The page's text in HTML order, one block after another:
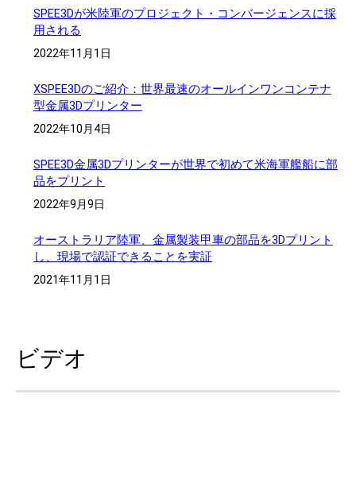
SPEE3Dが米陸軍のプロジェクト・コンバージェンスに採
用される
2022年11月1日
XSPEE3Dのご紹介：世界最速のオールインワンコンテナ
型金属3Dプリンター
2022年10月4日
SPEE3D金属3Dプリンターが世界で初めて米海軍艦船に部
品をプリント
2022年9月9日
オーストラリア陸軍、金属製装甲車の部品を3Dプリント
し、現場で認証できることを実証
2021年11月1日
ビデオ